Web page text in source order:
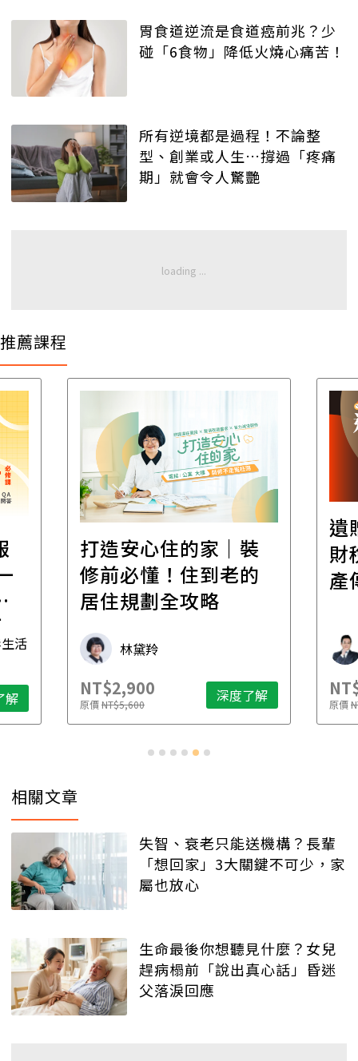
胃食道逆流是食道癌前兆？少
碰「6食物」降低火燒心痛苦！
所有逆境都是過程！不論整
型、創業或人生…撐過「疼痛
期」就會令人驚艷
推薦課程
活
解
打造安心住的家｜裝
修前必懂！住到老的
居住規劃全攻略
林黛羚
NT$2,900
原價NT$5,600 深度了解
遺
財
產
原價
相關文章
失智、衰老只能送機構？長輩
「想回家」3大關鍵不可少，家
屬也放心
生命最後你想聽見什麼？女兒
趕病榻前「說出真心話」昏迷
父落淚回應